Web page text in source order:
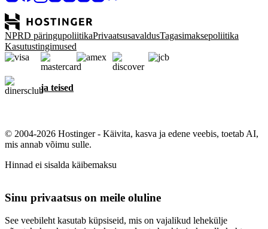
NPRD päringupoliitikaPrivaatsusavaldusTagasimaksepoliitika
Kasutustingimused
ja teised
© 2004-2026 Hostinger - Käivita, kasva ja edene veebis, toetab AI,
mis annab võimu sulle.
Hinnad ei sisalda käibemaksu
Sinu privaatsus on meile oluline
See veebileht kasutab küpsiseid, mis on vajalikud lehekülje